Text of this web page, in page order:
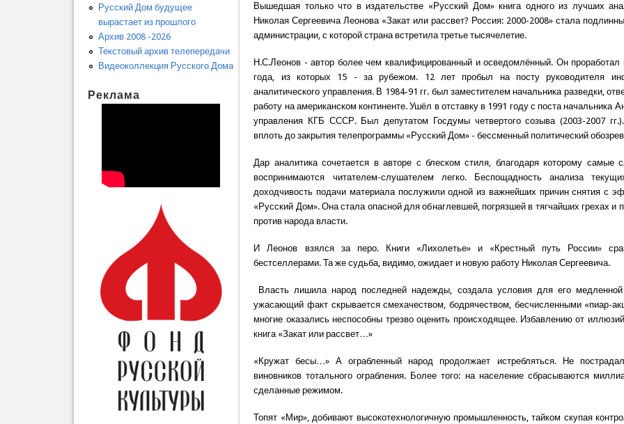
Вышедшая только что в издательстве «Русский Дом» книга одного из лучших
Николая Сергеевича Леонова «Закат или рассвет? Россия: 2000-2008» стала
администрации, с которой страна встретила третье тысячелетие.
Н.С.Леонов - автор более чем квалифицированный и осведомлённый. Он проработал
года, из которых 15 - за рубежом. 12 лет пробыл на посту руководителя
аналитического управления. В 1984-91 гг. был заместителем начальника разведки,
работу на американском континенте. Ушёл в отставку в 1991 году с поста начальника
управления КГБ СССР. Был депутатом Госдумы четвертого созыва (2003-2007
вплоть до закрытия телепрограммы «Русский Дом» - бессменный политический
Дар аналитика сочетается в авторе с блеском стиля, благодаря которому самые
воспринимаются читателем-слушателем легко. Беспощадность анализа
доходчивость подачи материала послужили одной из важнейших причин снятия с
«Русский Дом». Она стала опасной для обнаглевшей, погрязшей в тягчайших грехах и
против народа власти.
И Леонов взялся за перо. Книги «Лихолетье» и «Крестный путь России»
бестселлерами. Та же судьба, видимо, ожидает и новую работу Николая Сергеевича.
Власть лишила народ последней надежды, создала условия для его медленной
ужасающий факт скрывается смехачеством, бодрячеством, бесчисленными «пиар-
многие оказались неспособны трезво оценить происходящее. Избавлению от
книга «Закат или рассвет…»
«Кружат бесы…» А ограбленный народ продолжает истребляться. Не
виновников тотального ограбления. Более того: на население сбрасываются
сделанные режимом.
Топят «Мир», добивают высокотехнологичную промышленность, тайком скупая
Русский Дом будущее
вырастает из прошлого
Архив 2008 -2026
Текстовый архив телепередачи
Видеоколлекция Русского Дома
Реклама